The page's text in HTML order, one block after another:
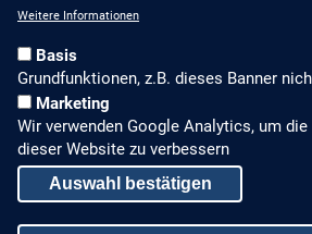
ALLGEMEINES, RECHTLICHES
Impressum
Datenschutz
Weitere Informationen
Basis
Grundfunktionen, z.B. dieses Banner
Marketing
Wir verwenden Google Analytics, um
dieser Website zu verbessern
Auswahl bestätigen